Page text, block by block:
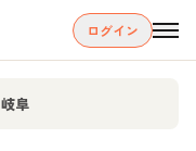
ログイン
岐阜